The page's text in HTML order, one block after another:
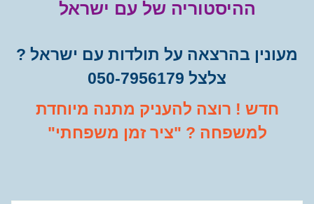
ההיסטוריה של עם ישראל
בהרצאה על תולדות עם ישראל ?
צלצל 050-7956179
חדש ! רוצה להעניק מתנה מיוחדת
למשפחה ? "ציר זמן משפחתי"